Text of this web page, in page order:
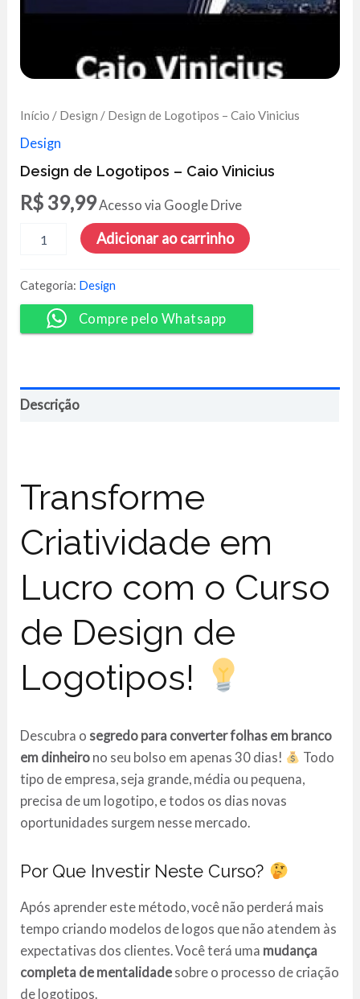
Início / Design / Design de Logotipos – Caio Vinicius
Design
Design de Logotipos – Caio Vinicius
R$ 39,99Acesso via Google Drive
-
Caio
Vinicius
quantidade
Adicionar ao carrinho
Categoria: Design
Compre pelo Whatsapp
Descrição
Transforme
Criatividade em
Lucro com o Curso
de Design de
Logotipos!
Descubra o segredo para converter folhas em branco
em dinheiro no seu bolso em apenas 30 dias!
Todo
tipo de empresa, seja grande, média ou pequena,
precisa de um logotipo, e todos os dias novas
oportunidades surgem nesse mercado.
Por Que Investir Neste Curso?
Após aprender este método, você não perderá mais
tempo criando modelos de logos que não atendem às
expectativas dos clientes. Você terá uma mudança
completa de mentalidade sobre o processo de criação
de logotipos.